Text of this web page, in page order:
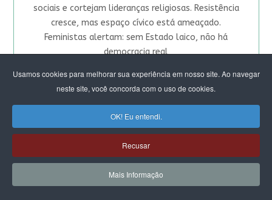
Usamos cookies para melhorar sua experiência em nosso site. Ao navegar
neste site, você concorda com o uso de cookies.
OK! Eu entendi.
Recusar
Mais Informação
sociais e cortejam lideranças religiosas. Resistência
cresce, mas espaço cívico está ameaçado.
Feministas alertam: sem Estado laico, não há
democracia real
Bancada Cristã: a tomada do
Estado e o ódio às mulheres
Crescem alianças entre doutrinas religiosas antes
“adversárias”. Em comum, convergem na agenda
moral de que a reivindicação pela autonomia
feminina foi longe demais. Articulação objetiva
alcançar o Colégio de Líderes do Congresso e o